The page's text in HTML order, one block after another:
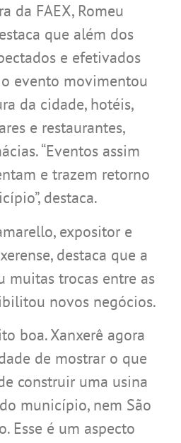
da FAEX, Romeu
que além dos
e efetivados
evento movimentou
da cidade, hotéis,
e restaurantes,
“Eventos assim
e trazem retorno
destaca.
expositor e
destaca que a
muitas trocas entre as
novos negócios.
boa. Xanxerê agora
de mostrar o que
construir uma usina
município, nem São
Esse é um aspecto